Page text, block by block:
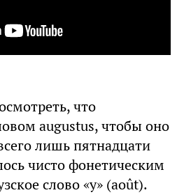
что
augustus, чтобы оно
лишь пятнадцати
чисто фонетическим
слово «у» (août).